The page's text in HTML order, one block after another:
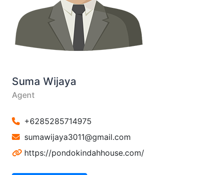
Suma Wijaya
Agent
+6285285714975
sumawijaya3011@gmail.com
https://pondokindahhouse.com/